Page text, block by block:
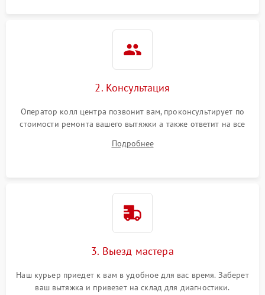
2. Консультация
Оператор колл центра позвонит вам, проконсультирует по
стоимости ремонта вашего вытяжки а также ответит на все
Подробнее
3. Выезд мастера
Наш курьер приедет к вам в удобное для вас время. Заберет
ваш вытяжка и привезет на склад для диагностики.